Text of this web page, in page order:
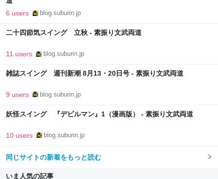
6 users blog.suburin.jp
二十四節気スイング 立秋 - 素振り文武両道
11 users blog.suburin.jp
雑誌スイング 週刊新潮 8月13・20日号 - 素振り文武両道
9 users blog.suburin.jp
妖怪スイング 『デビルマン』1（漫画版） - 素振り文武両道
10 users blog.suburin.jp
同じサイトの新着をもっと読む
いま人気の記事